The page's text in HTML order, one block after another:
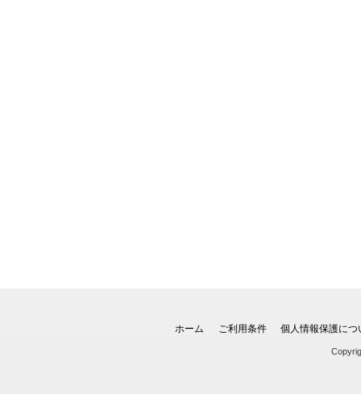
ホーム ご利用条件 個人情報保護につ